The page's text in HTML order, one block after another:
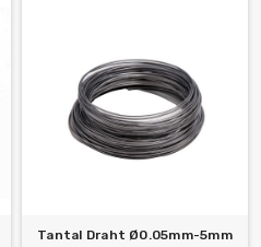
Tantal Draht Ø0.05mm-5mm